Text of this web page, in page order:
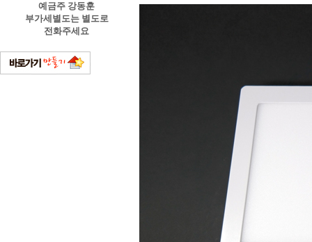
예금주 강동훈
부가세별도는 별도로
전화주세요